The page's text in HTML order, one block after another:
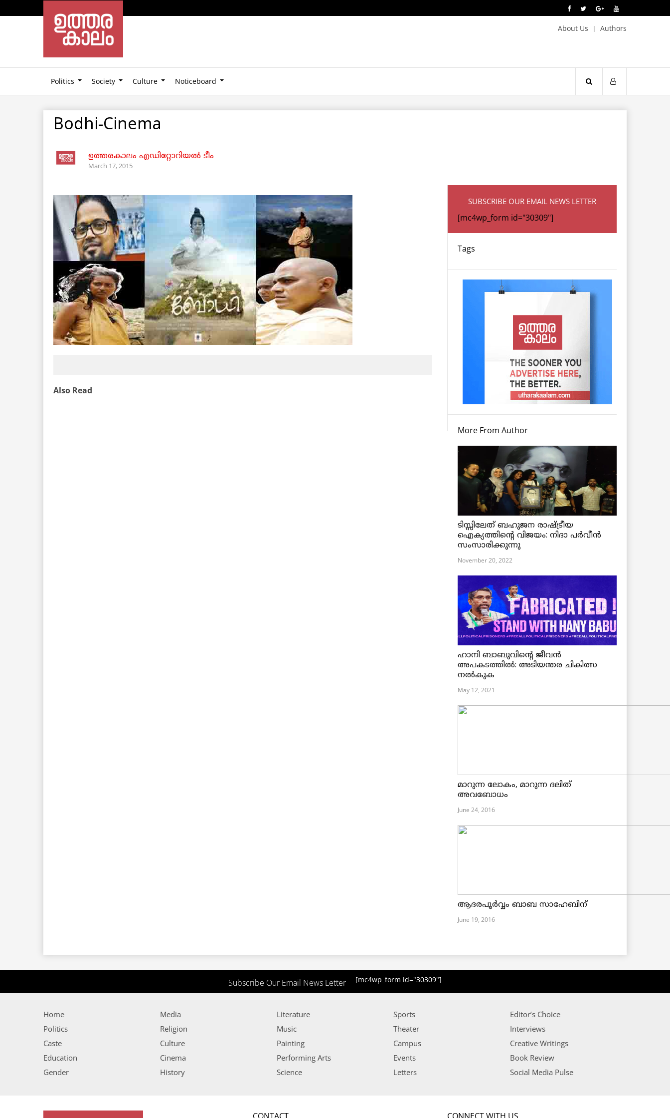
About Us Authors
Politics Society Culture Noticeboard
Bodhi-Cinema
ഉത്തരകാലം എഡിറ്റോറിയല്‍ ടീം
March 17, 2015
Also Read
SUBSCRIBE OUR EMAIL NEWS LETTER
[mc4wp_form id="30309"]
Tags
More From Author
ടിസ്സിലേത് ബഹുജന രാഷ്ട്രീയ
ഐക്യത്തിന്റെ വിജയം: നിദാ പർവീൻ
സംസാരിക്കുന്നു
November 20, 2022
ഹാനി ബാബുവിന്റെ ജീവൻ
അപകടത്തിൽ: അടിയന്തര ചികിത്സ
നൽകുക
May 12, 2021
മാറുന്ന ലോകം, മാറുന്ന ദലിത്
അവബോധം
June 24, 2016
ആദരപൂര്‍വ്വം ബാബ സാഹേബിന്
June 19, 2016
Subscribe Our Email News Letter [mc4wp_form id="30309"]
Home
Politics
Caste
Education
Gender
Media
Religion
Culture
Cinema
History
Literature
Music
Painting
Performing Arts
Science
Sports
Theater
Campus
Events
Letters
Editor’s Choice
Interviews
Creative Writings
Book Review
Social Media Pulse